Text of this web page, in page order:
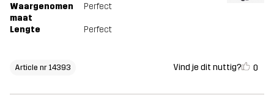
Waargenomen
maat
Perfect
Lengte Perfect
Article nr 14393 Vind je dit nuttig? 0